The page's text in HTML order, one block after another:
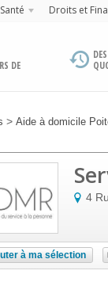
Santé Droits et
DE
> Aide à domicile
4
à ma sélection